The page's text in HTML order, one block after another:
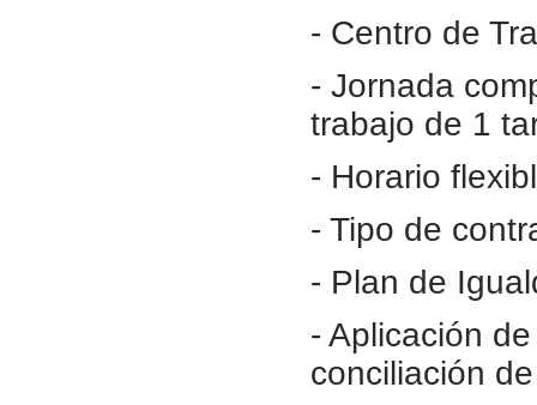
- Centro de
- Jornada
trabajo de 1
- Horario
- Tipo de
- Plan de
- Aplicación
conciliación